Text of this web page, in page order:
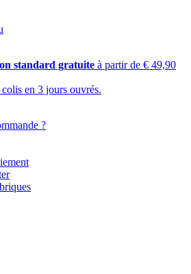
standard gratuite à partir de € 49,90
en 3 jours ouvrés.
?